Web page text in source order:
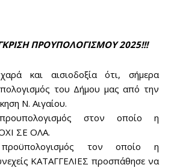
ΠΡΟΥΠΟΛΟΓΙΣΜΟΥ 2025!!!
και αισιοδοξία ότι, σήμερα
του Δήμου μας από την
Ν. Αιγαίου.
στον οποίο η
ΣΕ ΟΛΑ.
τον οποίο η
ΚΑΤΑΓΓΕΛΙΕΣ προσπάθησε να